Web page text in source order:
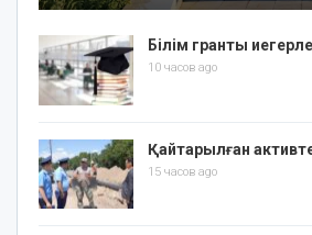
Білім гранты
10 часов ago
Қайтарылған
15 часов ago